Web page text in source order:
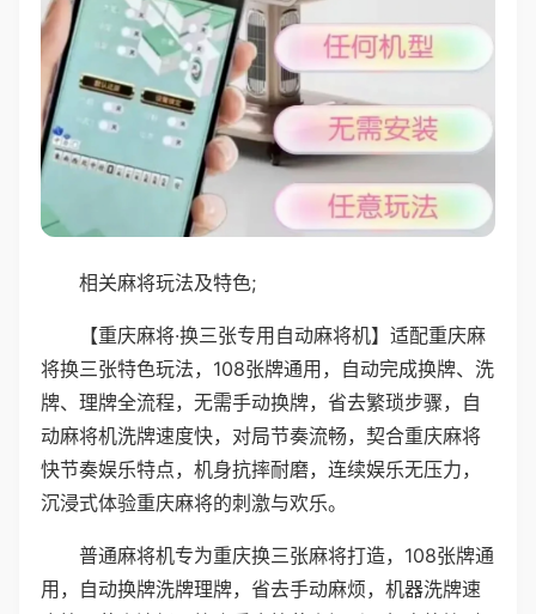
相关麻将玩法及特色;
【重庆麻将·换三张专用自动麻将机】适配重庆麻
将换三张特色玩法，108张牌通用，自动完成换牌、洗
牌、理牌全流程，无需手动换牌，省去繁琐步骤，自
动麻将机洗牌速度快，对局节奏流畅，契合重庆麻将
快节奏娱乐特点，机身抗摔耐磨，连续娱乐无压力，
沉浸式体验重庆麻将的刺激与欢乐。
普通麻将机专为重庆换三张麻将打造，108张牌通
用，自动换牌洗牌理牌，省去手动麻烦，机器洗牌速